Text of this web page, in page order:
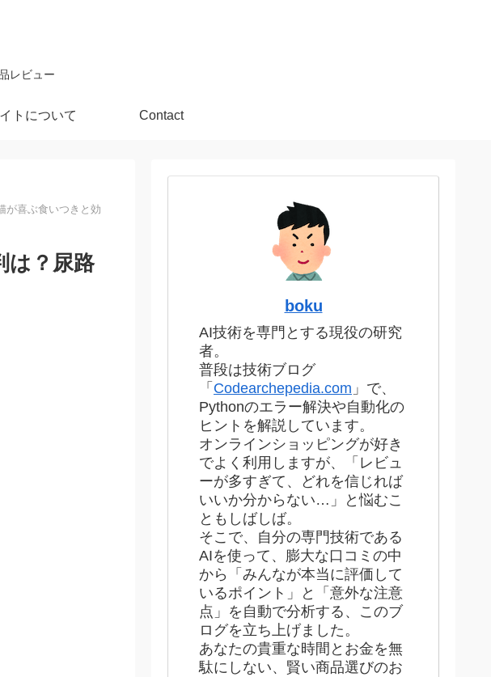
レビュー
トについて Contact
が喜ぶ食いつきと効
は？尿路
boku
AI技術を専門とする現役の研究
者。
普段は技術ブログ
「 Codearchepedia.com 」で、
Pythonのエラー解決や自動化の
ヒントを解説しています。
オンラインショッピングが好き
でよく利用しますが、「レビュ
ーが多すぎて、どれを信じれば
いいか分からない…」と悩むこ
ともしばしば。
そこで、自分の専門技術である
AIを使って、膨大な口コミの中
から「みんなが本当に評価して
いるポイント」と「意外な注意
点」を自動で分析する、このブ
ログを立ち上げました。
あなたの貴重な時間とお金を無
駄にしない、賢い商品選びのお